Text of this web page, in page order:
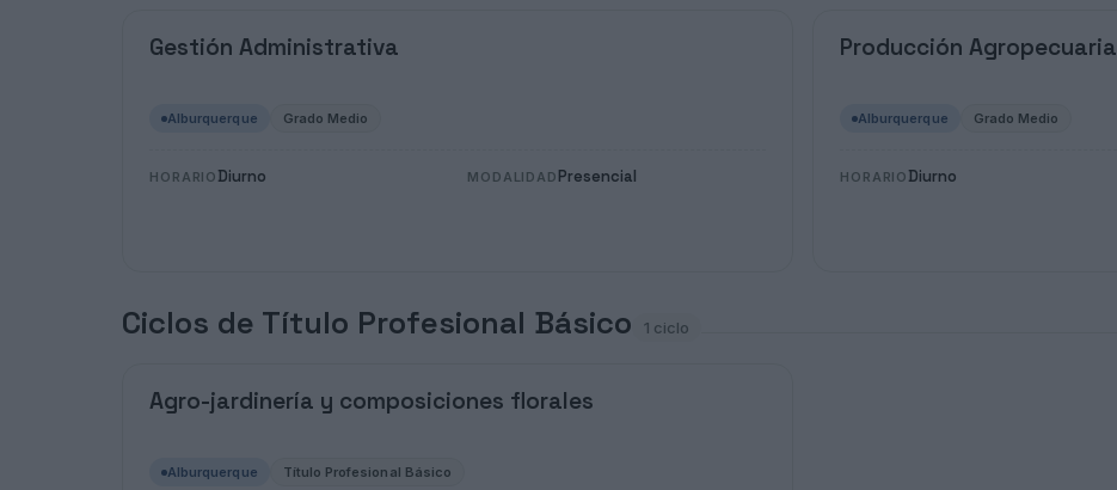
Gestión Administrativa
Alburquerque Grado Medio
HORARIO Diurno MODALIDAD Presencial
Producción Agropecuaria
Alburquerque Grado Medio
HORARIO Diurno
Ciclos de Título Profesional Básico 1 ciclo
Agro-jardinería y composiciones florales
Alburquerque Título Profesional Básico